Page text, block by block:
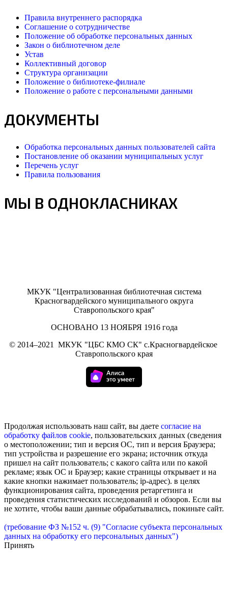
Правила внутреннего распорядка
Соглашение о сотрудничестве
Положение об обработке персональных данных
Закон о библиотечном деле
Устав
Коллективный договор
Структура организации
Положение о библиотеке-филиале
Положение о работе с персональными данными
ДОКУМЕНТЫ
Обработка персональных данных пользователей сайта
Постановление об оказании муниципальных услуг
Перечень услуг
Правила пользования
МЫ В ОДНОКЛАСНИКАХ
МКУК "Централизованная библиотечная система
Красногвардейского муниципального округа
Ставропольского края"
ОСНОВАНО 13 НОЯБРЯ 1916 года
© 2014–2021
МКУK "ЦБС КМО СК" с.Красногвардейское
Ставропольского края
Продолжая использовать наш сайт, вы даете согласие на
обработку файлов cookie, пользовательских данных (сведения
о местоположении; тип и версия ОС, тип и версия Браузера;
тип устройства и разрешение его экрана; источник откуда
пришел на сайт пользователь; с какого сайта или по какой
рекламе; язык ОС и Браузер; какие страницы открывает и на
какие кнопки нажимает пользователь; ip-адрес). в целях
функционирования сайта, проведения ретаргетинга и
проведения статистических исследований и обзоров. Если вы
не хотите, чтобы ваши данные обрабатывались, покиньте сайт.
(требование ФЗ №152 ч. (9) "Согласие субъекта персональных
данных на обработку его персональных данных")
Принять